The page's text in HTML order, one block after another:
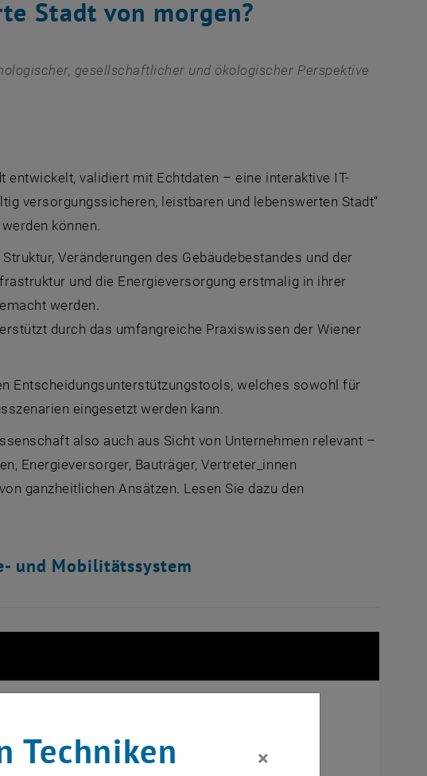
Stadt von morgen?
gesellschaftlicher und ökologischer Perspektive
validiert mit Echtdaten – eine interaktive IT-
versorgungssicheren, leistbaren und lebenswerten Stadt“
können.
Veränderungen des Gebäudebestandes und der
und die Energieversorgung erstmalig in ihrer
werden.
durch das umfangreiche Praxiswissen der Wiener
Entscheidungsunterstützungstools, welches sowohl für
eingesetzt werden kann.
also auch aus Sicht von Unternehmen relevant –
Energieversorger, Bauträger, Vertreter_innen
ganzheitlichen Ansätzen. Lesen Sie dazu den
und Mobilitätssystem
Techniken ×